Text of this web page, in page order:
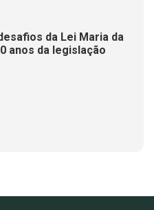
da Lei Maria da
anos da legislação